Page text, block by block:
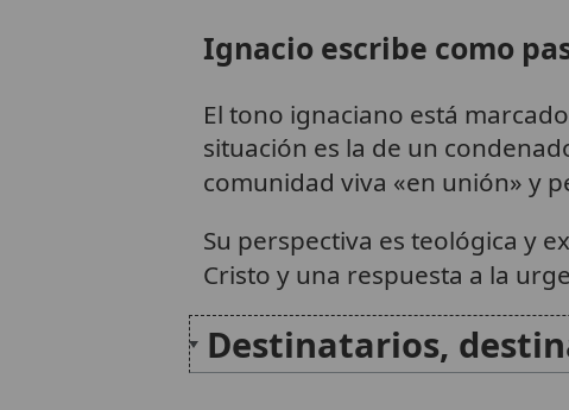
Ignacio escribe como
El tono ignaciano está
situación es la de un
comunidad viva «en unión» y
Su perspectiva es teológica y
Cristo y una respuesta a la
Destinatarios,